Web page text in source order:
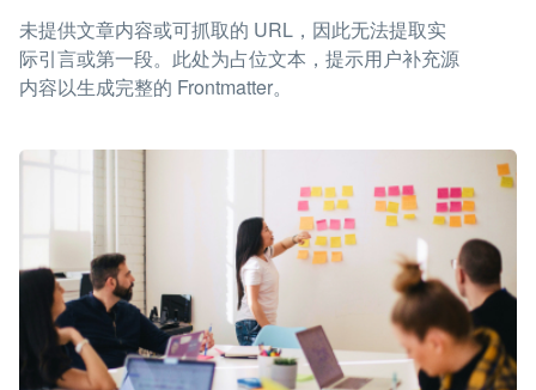
未提供文章内容或可抓取的 URL，因此无法提取实
际引言或第一段。此处为占位文本，提示用户补充源
内容以生成完整的 Frontmatter。